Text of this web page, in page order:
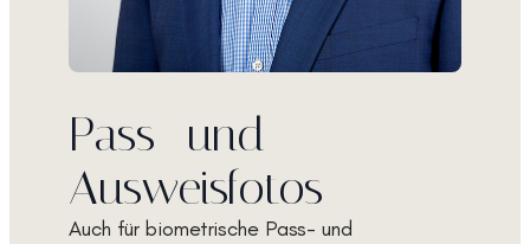
Pass- und
Ausweisfotos
Auch für biometrische Pass- und